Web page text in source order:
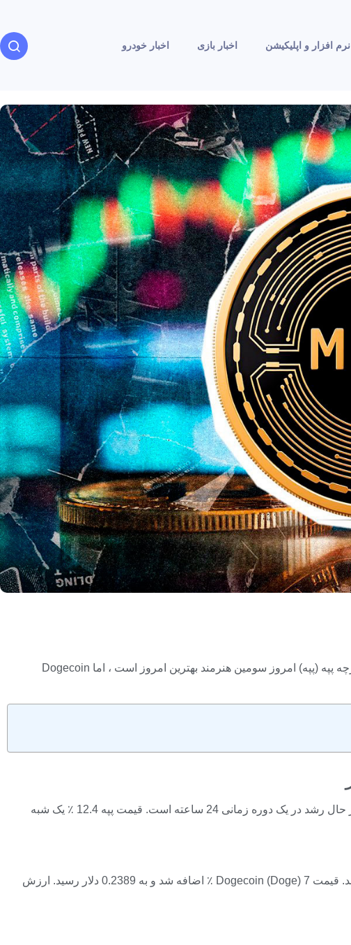
نرم افزار و اپلیکیشن اخبار بازی اخبار خودرو
قیمت ارز رمزنگاری امروز موشک است ، در حالی که بزرگترین نوک سینه ها سود بزرگی را برای توده های خود فراهم می کند. اگرچه پپه (پپه) امروز سومین هنرمند بهترین امروز است ، اما Dogecoin
بزرگترین ارزهای رمزنگاری پستان امروز در 9 اوت 2025 در حال افزایش است. پپه (پپه) ، بزرگترین قورباغه ، سومین ارز سریع در حال رشد در یک دوره زمانی 24 ساعته است. قیمت پپه 12.4 ٪ یک شبه
Dogecoin (Doge) و Shiba Inu (Shib) ، دو ارز بزرگ رمزنگاری پستان در مقایسه با حد بازار ، امروزه هنوز هم عملکرد خوبی دارند. قیمت Dogecoin (Doge) 7 ٪ اضافه شد و به 0.2389 دلار رسید. ارزش